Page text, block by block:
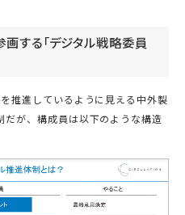
する「デジタル戦略委員
推進しているように見える中外製
だが、構成員は以下のような構造